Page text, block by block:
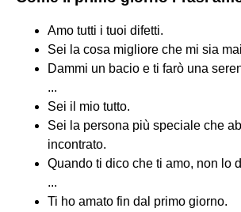
Amo tutti i tuoi difetti.
Sei la cosa migliore che mi sia
Dammi un bacio e ti farò una
...
Sei il mio tutto.
Sei la persona più speciale che
incontrato.
Quando ti dico che ti amo, non lo
...
Ti ho amato fin dal primo giorno.